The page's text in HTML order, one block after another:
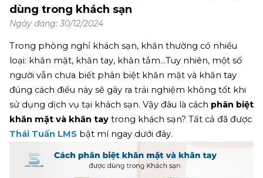
dùng trong khách sạn
Ngày đăng: 30/12/2024
Trong phòng nghỉ khách sạn, khăn thường có nhiều
loại: khăn mặt, khăn tay, khăn tắm…Tuy nhiên, một số
người vẫn chưa biết phân biệt khăn mặt và khăn tay
đúng cách điều này sẽ gây ra trải nghiệm không tốt khi
sử dụng dịch vụ tại khách sạn. Vậy đâu là cách phân biệt
khăn mặt và khăn tay
Thái Tuấn LMS bật mí ngay dưới đây.